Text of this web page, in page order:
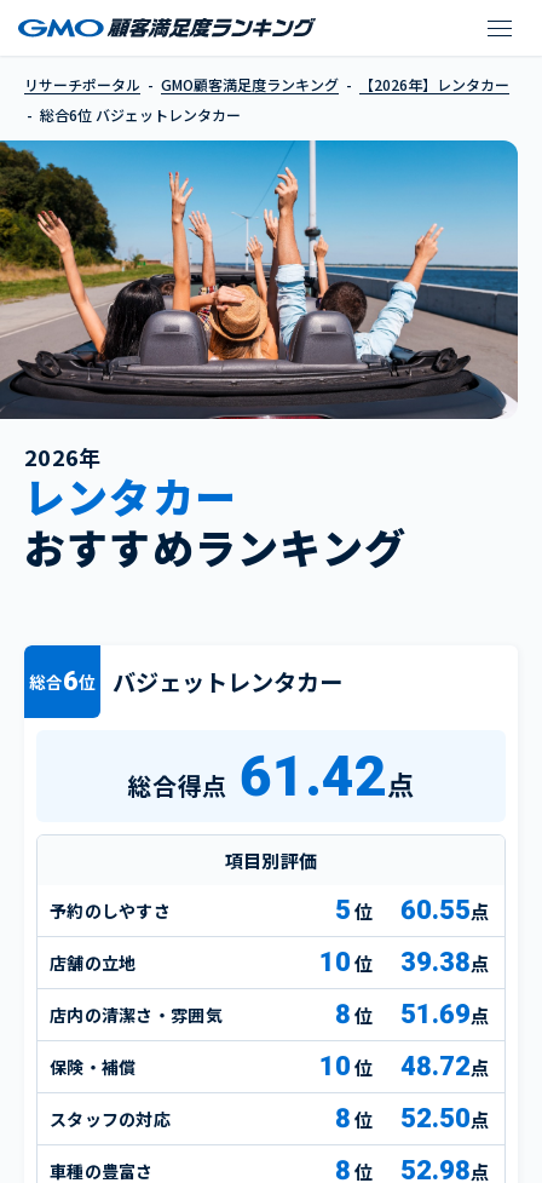
バジェットレンタカー
リサーチポータル GMO顧客満足度ランキング
【2026年】レンタカー
総合6位 バジェットレンタカー
2026年
レンタカー
おすすめランキング
総合6位 バジェットレンタカー
総合得点 61.42点
項目別評価
予約のしやすさ 5 60.55点
店舗の立地 10 39.38点
店内の清潔さ・雰囲気 8 51.69点
保険・補償 10 48.72点
スタッフの対応 8 52.50点
車種の豊富さ 8 52.98点